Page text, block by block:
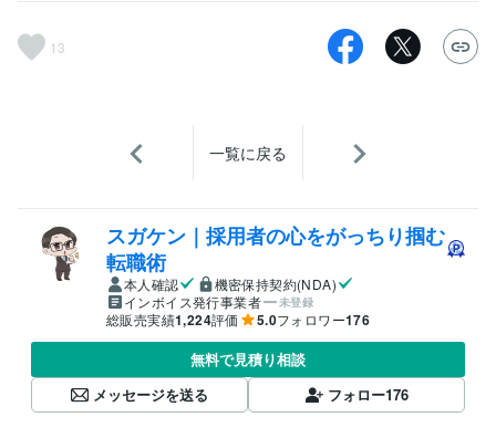
13
一覧に戻る
スガケン｜採用者の心をがっちり掴む
転職術
本人確認
機密保持契約(NDA)
インボイス発行事業者
未登録
総販売実績1,224評価 5.0フォロワー176
無料で見積り相談
メッセージを送る
フォロー176